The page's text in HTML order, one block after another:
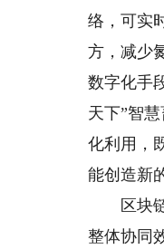
络，可实
方，减少
数字化手
天下”智
化利用，
能创造新
区块链
整体协同